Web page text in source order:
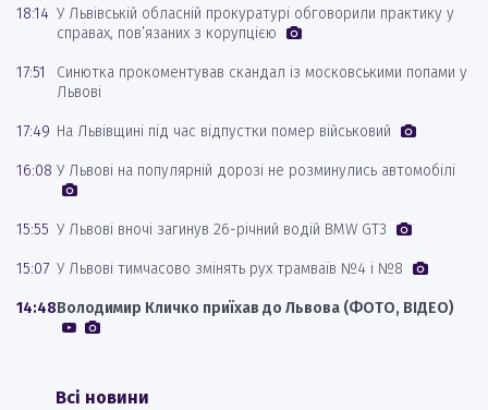
18:14 У Львівській обласній прокуратурі обговорили практику у
справах, пов’язаних з корупцією
17:51
Синютка прокоментував скандал із московськими попами у
Львові
17:49 На Львівщині під час відпустки помер військовий
16:08 У Львові на популярній дорозі не розминулись автомобілі
15:55 У Львові вночі загинув 26-річний водій BMW GT3
15:07 У Львові тимчасово змінять рух трамваїв №4 і №8
14:48Володимир Кличко приїхав до Львова (ФОТО, ВІДЕО)
Всі новини